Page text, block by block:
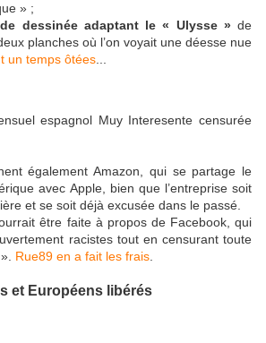
» ;
dessinée adaptant le « Ulysse »de
planches où l’on voyait une déesse nue
un temps ôtées
espagnol Muy Interesente censurée
également Amazon, qui se partage le
avec Apple, bien que l’entreprise soit
et se soit déjà excusée dans le passé.
être faite à propos de Facebook, qui
racistes tout en censurant toute
Rue89 en a fait les frais
et Européens libérés